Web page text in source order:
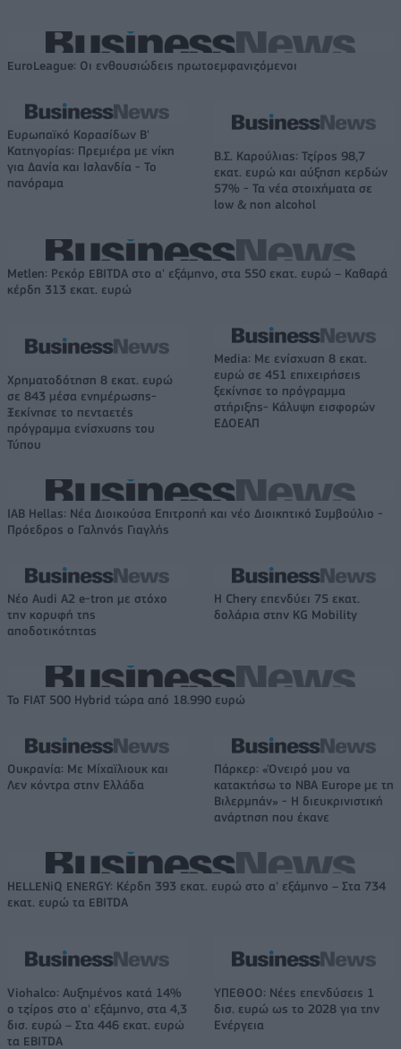
EuroLeague: Οι ενθουσιώδεις πρωτοεμφανιζόμενοι
Ευρωπαϊκό Κορασίδων Β'
Κατηγορίας: Πρεμιέρα με νίκη
για Δανία και Ισλανδία - Το
πανόραμα
Β.Σ. Καρούλιας: Τζίρος 98,7
εκατ. ευρώ και αύξηση κερδών
57% - Τα νέα στοιχήματα σε
low & non alcohol
Metlen: Ρεκόρ EBITDA στο α' εξάμηνο, στα 550 εκατ. ευρώ – Καθαρά
κέρδη 313 εκατ. ευρώ
Χρηματοδότηση 8 εκατ. ευρώ
σε 843 μέσα ενημέρωσης-
Ξεκίνησε το πενταετές
πρόγραμμα ενίσχυσης του
Τύπου
Media: Με ενίσχυση 8 εκατ.
ευρώ σε 451 επιχειρήσεις
ξεκίνησε το πρόγραμμα
στήριξης- Κάλυψη εισφορών
ΕΔΟΕΑΠ
IAB Hellas: Νέα Διοικούσα Επιτροπή και νέο Διοικητικό Συμβούλιο -
Πρόεδρος ο Γαληνός Γιαγλής
Νέο Audi A2 e-tron με στόχο
την κορυφή της
αποδοτικότητας
Η Chery επενδύει 75 εκατ.
δολάρια στην KG Mobility
Το FIAT 500 Hybrid τώρα από 18.990 ευρώ
Ουκρανία: Με Μίχαϊλιουκ και
Λεν κόντρα στην Ελλάδα
Πάρκερ: «Όνειρό μου να
κατακτήσω το ΝΒΑ Europe με τη
Βιλερμπάν» - Η διευκρινιστική
ανάρτηση που έκανε
HELLENiQ ENERGY: Κέρδη 393 εκατ. ευρώ στο α' εξάμηνο – Στα 734
εκατ. ευρώ τα EBITDA
Viohalco: Αυξημένος κατά 14%
ο τζίρος στο α' εξάμηνο, στα 4,3
δισ. ευρώ – Στα 446 εκατ. ευρώ
τα EBITDA
ΥΠΕΘΟΟ: Νέες επενδύσεις 1
δισ. ευρώ ως το 2028 για την
Ενέργεια